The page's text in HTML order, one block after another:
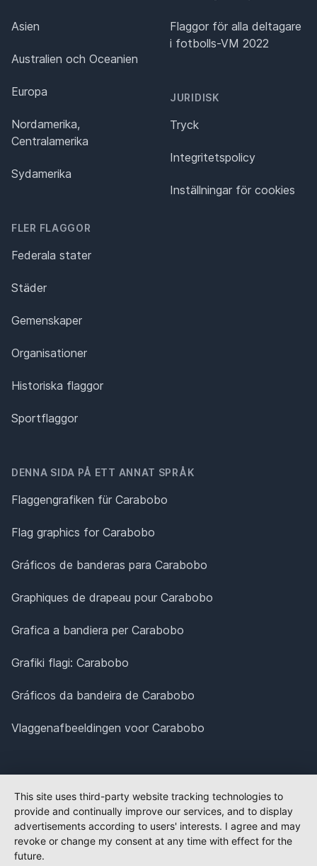
Asien
Australien och Oceanien
Europa
Nordamerika,
Centralamerika
Sydamerika
FLER FLAGGOR
Federala stater
Städer
Gemenskaper
Organisationer
Historiska flaggor
Sportflaggor
Flaggor för alla deltagare
i fotbolls-VM 2022
JURIDISK
Tryck
Integritetspolicy
Inställningar för cookies
DENNA SIDA PÅ ETT ANNAT SPRÅK
Flaggengrafiken für Carabobo
Flag graphics for Carabobo
Gráficos de banderas para Carabobo
Graphiques de drapeau pour Carabobo
Grafica a bandiera per Carabobo
Grafiki flagi: Carabobo
Gráficos da bandeira de Carabobo
Vlaggenafbeeldingen voor Carabobo
This site uses third-party website tracking technologies to
provide and continually improve our services, and to display
advertisements according to users' interests. I agree and may
revoke or change my consent at any time with effect for the
future.